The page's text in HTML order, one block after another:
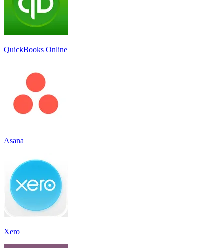
QuickBooks Online
Asana
Xero